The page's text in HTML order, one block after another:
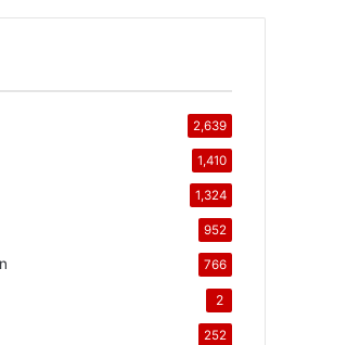
2,639
1,410
1,324
952
766
2
252